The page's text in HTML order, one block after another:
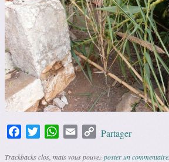
FacebookTwitterWhatsApp
Email Copy
Partager
Trackbacks clos, mais vous pouvezposter un commentaire